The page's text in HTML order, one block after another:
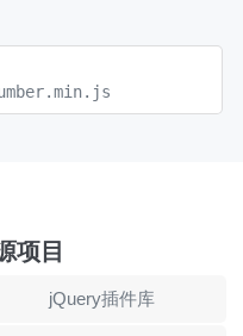
项目
jQuery插件库